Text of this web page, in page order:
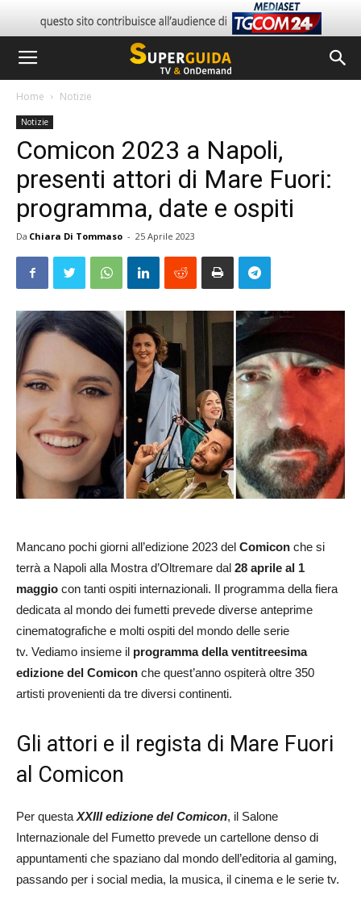
Home Notizie
Notizie
Comicon 2023 a Napoli,
presenti attori di Mare Fuori:
programma, date e ospiti
Da Chiara Di Tommaso - 25 Aprile 2023
Mancano pochi giorni all’edizione 2023 del Comicon che si
terrà a Napoli alla Mostra d’Oltremare dal 28 aprile al 1
maggio con tanti ospiti internazionali. Il programma della fiera
dedicata al mondo dei fumetti prevede diverse anteprime
cinematografiche e molti ospiti del mondo delle serie
tv. Vediamo insieme il programma della ventitreesima
edizione del Comicon che quest’anno ospiterà oltre 350
artisti provenienti da tre diversi continenti.
Gli attori e il regista di Mare Fuori
al Comicon
Per questa XXIII edizione del Comicon, il Salone
Internazionale del Fumetto prevede un cartellone denso di
appuntamenti che spaziano dal mondo dell’editoria al gaming,
passando per i social media, la musica, il cinema e le serie tv.